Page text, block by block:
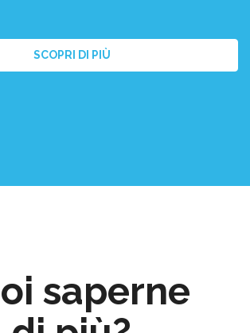
SCOPRI DI PIÙ
saperne